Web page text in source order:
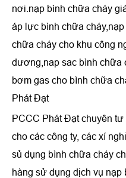
nơi.nạp bình chữa cháy
áp lực bình chữa
chữa cháy cho khu công
dương,nap sac bình chữa
bơm gas cho bình chữa
Phát Đạt
PCCC Phát Đạt chuyên
cho các công ty, các xí
sủ dụng bình chữa cháy
hàng sử dụng dịch vụ